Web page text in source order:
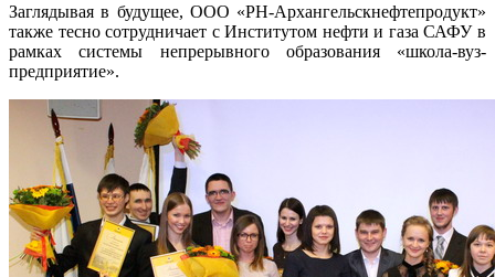
Заглядывая в будущее, ООО «РН-Архангельскнефтепродукт»
также тесно сотрудничает с Институтом нефти и газа САФУ в
рамках системы непрерывного образования «школа-вуз-
предприятие».